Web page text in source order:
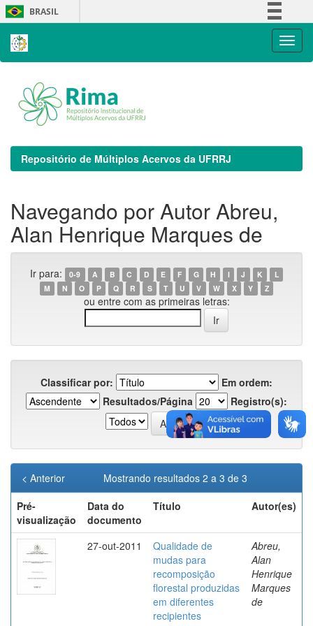
Skip
navigation
BRASIL
Repositório de Múltiplos Acervos da UFRRJ
Navegando por Autor Abreu,
Alan Henrique Marques de
Ir para: 0-9 A B C D E F G H I J K
L
M
N O P Q R S T U V W X Y Z
ou entre com as primeiras letras:
Classificar por:
Em ordem:
Resultados/Página
Registro(s):
Mostrando resultados 2 a 3 de 3
< Anterior
Pré-
visualização
Data do
documento
Título Autor(es)
27-out-2011
Qualidade de
mudas para
recomposição
florestal produzidas
em diferentes
recipientes
Abreu,
Alan
Henrique
Marques
de